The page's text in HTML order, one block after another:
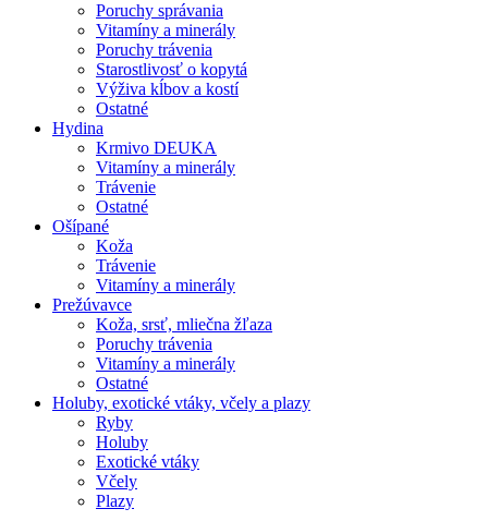
Poruchy správania
Vitamíny a minerály
Poruchy trávenia
Starostlivosť o kopytá
Výživa kĺbov a kostí
Ostatné
Hydina
Krmivo DEUKA
Vitamíny a minerály
Trávenie
Ostatné
Ošípané
Koža
Trávenie
Vitamíny a minerály
Prežúvavce
Koža, srsť, mliečna žľaza
Poruchy trávenia
Vitamíny a minerály
Ostatné
Holuby, exotické vtáky, včely a plazy
Ryby
Holuby
Exotické vtáky
Včely
Plazy